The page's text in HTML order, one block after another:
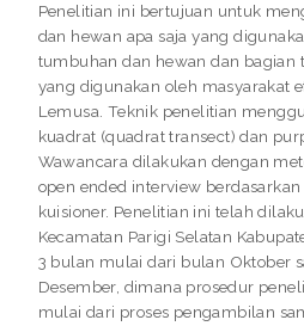
Penelitian ini bertujuan untuk
dan hewan apa saja yang
tumbuhan dan hewan dan bagian
yang digunakan oleh masyarakat
Lemusa. Teknik penelitian
kuadrat (quadrat transect) dan
Wawancara dilakukan dengan
open ended interview
kuisioner. Penelitian ini telah
Kecamatan Parigi Selatan
3 bulan mulai dari bulan Oktober
Desember, dimana prosedur
mulai dari proses pengambilan